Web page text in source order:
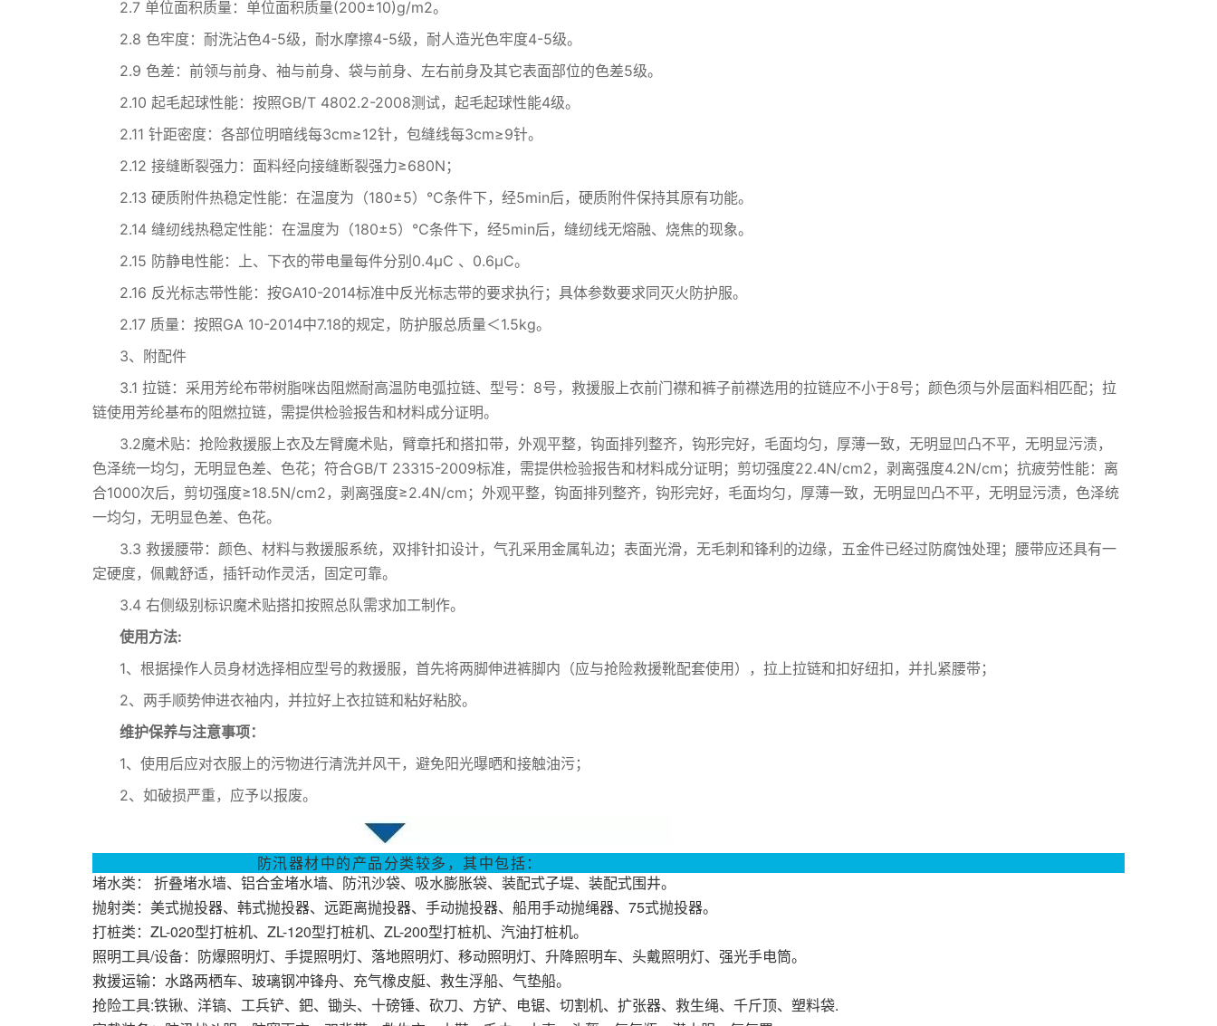
2.7 单位面积质量：单位面积质量(200±10)g/m2。
2.8 色牢度：耐洗沾色4-5级，耐水摩擦4-5级，耐人造光色牢度4-5级。
2.9 色差：前领与前身、袖与前身、袋与前身、左右前身及其它表面部位的色差5级。
2.10 起毛起球性能：按照GB/T 4802.2-2008测试，起毛起球性能4级。
2.11 针距密度：各部位明暗线每3cm≥12针，包缝线每3cm≥9针。
2.12 接缝断裂强力：面料经向接缝断裂强力≥680N；
2.13 硬质附件热稳定性能：在温度为（180±5）℃条件下，经5min后，硬质附件保持其原有功能。
2.14 缝纫线热稳定性能：在温度为（180±5）℃条件下，经5min后，缝纫线无熔融、烧焦的现象。
2.15 防静电性能：上、下衣的带电量每件分别0.4μC 、0.6μC。
2.16 反光标志带性能：按GA10-2014标准中反光标志带的要求执行；具体参数要求同灭火防护服。
2.17 质量：按照GA 10-2014中7.18的规定，防护服总质量＜1.5kg。
3、附配件
3.1 拉链：采用芳纶布带树脂咪齿阻燃耐高温防电弧拉链、型号：8号，救援服上衣前门襟和裤子前襟选用的拉链应不小于8号；颜色须与外层面料相匹配；拉
链使用芳纶基布的阻燃拉链，需提供检验报告和材料成分证明。
3.2魔术贴：抢险救援服上衣及左臂魔术贴，臂章托和搭扣带，外观平整，钩面排列整齐，钩形完好，毛面均匀，厚薄一致，无明显凹凸不平，无明显污渍，
色泽统一均匀，无明显色差、色花；符合GB/T 23315-2009标准，需提供检验报告和材料成分证明；剪切强度22.4N/cm2，剥离强度4.2N/cm；抗疲劳性能：离
合1000次后，剪切强度≥18.5N/cm2，剥离强度≥2.4N/cm；外观平整，钩面排列整齐，钩形完好，毛面均匀，厚薄一致，无明显凹凸不平，无明显污渍，色泽统
一均匀，无明显色差、色花。
3.3 救援腰带：颜色、材料与救援服系统，双排针扣设计，气孔采用金属轧边；表面光滑，无毛刺和锋利的边缘，五金件已经过防腐蚀处理；腰带应还具有一
定硬度，佩戴舒适，插钎动作灵活，固定可靠。
3.4 右侧级别标识魔术贴搭扣按照总队需求加工制作。
使用方法:
1、根据操作人员身材选择相应型号的救援服，首先将两脚伸进裤脚内（应与抢险救援靴配套使用），拉上拉链和扣好纽扣，并扎紧腰带；
2、两手顺势伸进衣袖内，并拉好上衣拉链和粘好粘胶。
维护保养与注意事项：
1、使用后应对衣服上的污物进行清洗并风干，避免阳光曝晒和接触油污；
2、如破损严重，应予以报废。
防汛器材中的产品分类较多，其中包括：
堵水类： 折叠堵水墙、铝合金堵水墙、防汛沙袋、吸水膨胀袋、装配式子堤、装配式围井。
抛射类：美式抛投器、韩式抛投器、远距离抛投器、手动抛投器、船用手动抛绳器、75式抛投器。
打桩类：ZL-020型打桩机、ZL-120型打桩机、ZL-200型打桩机、汽油打桩机。
照明工具/设备：防爆照明灯、手提照明灯、落地照明灯、移动照明灯、升降照明车、头戴照明灯、强光手电筒。
救援运输：水路两栖车、玻璃钢冲锋舟、充气橡皮艇、救生浮船、气垫船。
抢险工具:铁锹、洋镐、工兵铲、鈀、锄头、十磅锤、砍刀、方铲、电锯、切割机、扩张器、救生绳、千斤顶、塑料袋.